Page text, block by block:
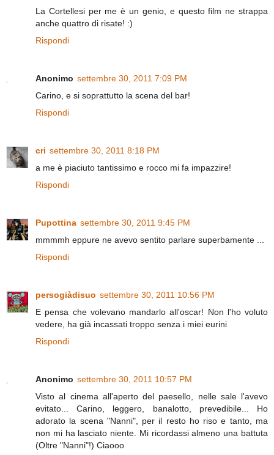
La Cortellesi per me è un genio, e questo film ne strappa
anche quattro di risate! :)
Rispondi
Anonimo settembre 30, 2011 7:09 PM
Carino, e si soprattutto la scena del bar!
Rispondi
cri settembre 30, 2011 8:18 PM
a me è piaciuto tantissimo e rocco mi fa impazzire!
Rispondi
Pupottina settembre 30, 2011 9:45 PM
mmmmh eppure ne avevo sentito parlare superbamente ...
Rispondi
persogiàdisuo settembre 30, 2011 10:56 PM
E pensa che volevano mandarlo all'oscar! Non l'ho voluto
vedere, ha già incassati troppo senza i miei eurini
Rispondi
Anonimo settembre 30, 2011 10:57 PM
Visto al cinema all'aperto del paesello, nelle sale l'avevo
evitato... Carino, leggero, banalotto, prevedibile... Ho
adorato la scena "Nanni", per il resto ho riso e tanto, ma
non mi ha lasciato niente. Mi ricordassi almeno una battuta
(Oltre "Nanni"!) Ciaooo